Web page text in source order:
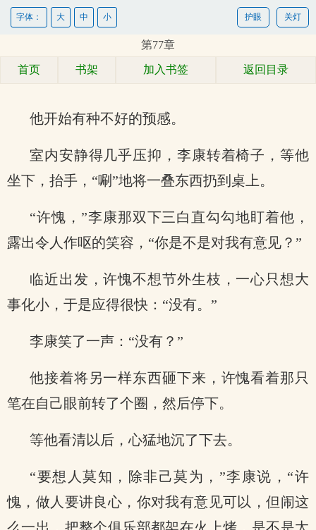
关灯
护眼
字体： 大 中 小
第77章
首页 书架 加入书签 返回目录
他开始有种不好的预感。
室内安静得几乎压抑，李康转着椅子，等他
坐下，抬手，“唰”地将一叠东西扔到桌上。
“许愧，”李康那双下三白直勾勾地盯着他，
露出令人作呕的笑容，“你是不是对我有意见？”
临近出发，许愧不想节外生枝，一心只想大
事化小，于是应得很快：“没有。”
李康笑了一声：“没有？”
他接着将另一样东西砸下来，许愧看着那只
笔在自己眼前转了个圈，然后停下。
等他看清以后，心猛地沉了下去。
“要想人莫知，除非己莫为，”李康说，“许
愧，做人要讲良心，你对我有意见可以，但闹这